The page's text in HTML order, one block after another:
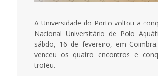
A Universidade do Porto voltou a
Nacional Universitário de Polo
sábdo, 16 de fevereiro, em
venceu os quatro encontros e
troféu.